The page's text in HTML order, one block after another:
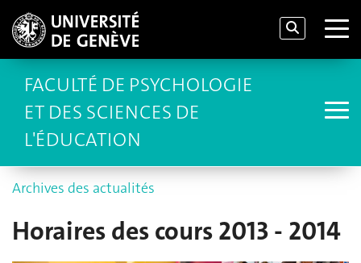
FACULTÉ DE PSYCHOLOGIE
ET DES SCIENCES DE
L'ÉDUCATION
Archives des actualités
Horaires des cours 2013 - 2014